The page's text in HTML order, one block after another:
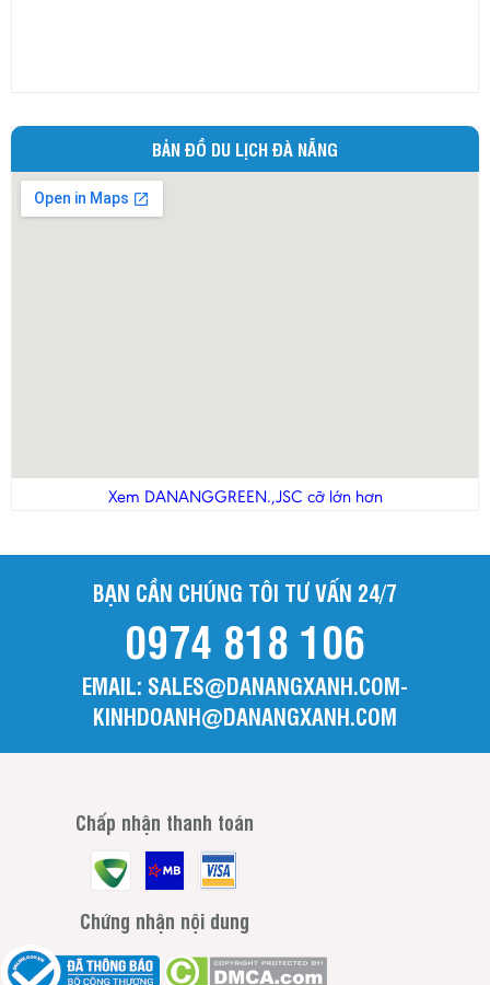
Quảng Bình
Quảng Ngãi
Quảng Ninh
Tuyên Quang
BẢN ĐỒ DU LỊCH ĐÀ NẴNG
Xem DANANGGREEN.,JSC cỡ lớn hơn
BẠN CẦN CHÚNG TÔI TƯ VẤN 24/7
0974 818 106
EMAIL: SALES@DANANGXANH.COM-
KINHDOANH@DANANGXANH.COM
Chấp nhận thanh toán
Chứng nhận nội dung